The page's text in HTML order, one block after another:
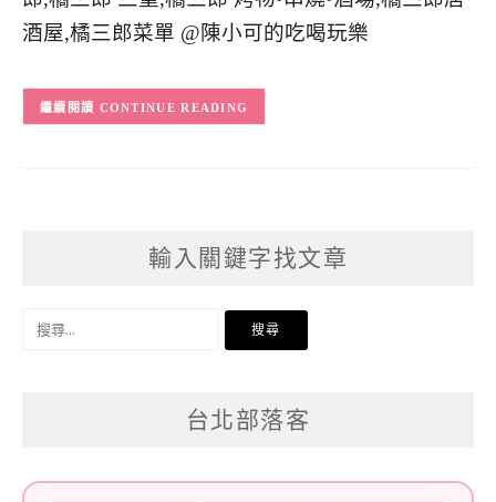
CONTINUE READING
輸入關鍵字找文章
搜
台北部落客